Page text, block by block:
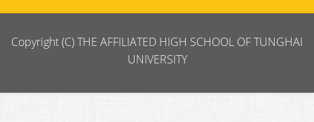
Copyright (C) THE AFFILIATED HIGH SCHOOL OF TUNGHAI
UNIVERSITY